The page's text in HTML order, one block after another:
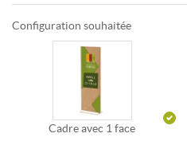
Configuration souhaitée
Cadre avec 1 face